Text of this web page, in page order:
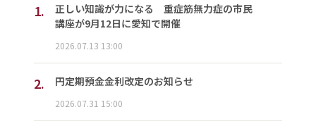
1.
正しい知識が力になる 重症筋無力症の市民
講座が9月12日に愛知で開催
2026.07.13 13:00
2. 円定期預金金利改定のお知らせ
2026.07.31 15:00